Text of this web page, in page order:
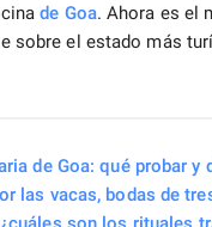
de Goa. Ahora es el
sobre el estado más
de Goa: qué probar y
las vacas, bodas de